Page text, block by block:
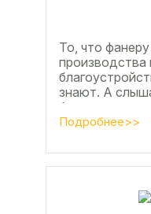
То, что
производства
знают. А
фанеры
часы?
Подробнее>>